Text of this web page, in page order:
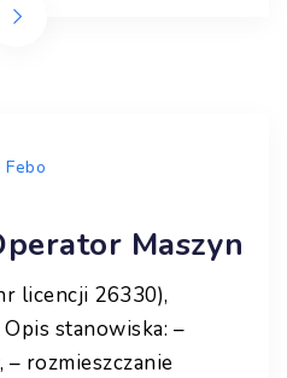
Febo
Maszyn
licencji 26330),
stanowiska: –
rozmieszczanie